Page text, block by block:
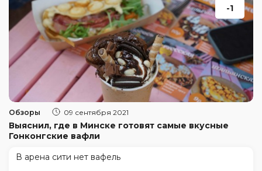
-1
Обзоры 09 сентября 2021
Выяснил, где в Минске готовят самые вкусные
Гонконгские вафли
В арена сити нет вафель